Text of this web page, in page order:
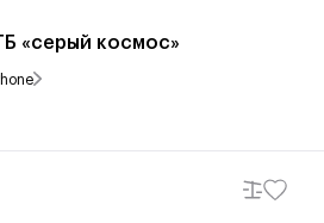
«серый космос»